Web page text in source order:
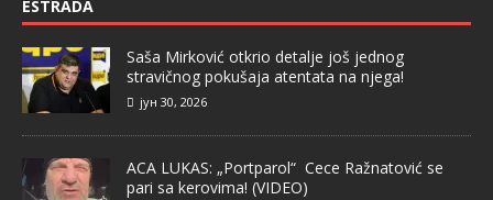
ESTRADA
Saša Mirković otkrio detalje još jednog
stravičnog pokušaja atentata na njega!
јун 30, 2026
ACA LUKAS: „Portparol“ Cece Ražnatović se
pari sa kerovima! (VIDEO)